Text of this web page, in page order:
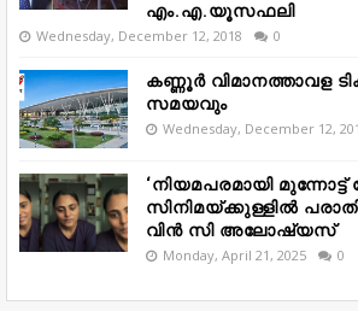
എം.എ.യൂസഫലി
Wednesday, December 12, 2018 0
കണ്ണൂർ വിമാനത്താവള
സമയവും
Wednesday, December 12,
‘നിയമപരമായി
സിനിമയ്ക്കുള്ളിൽ
വിൻ സി അലോഷ്യസ്
Monday, April 21, 2025 0